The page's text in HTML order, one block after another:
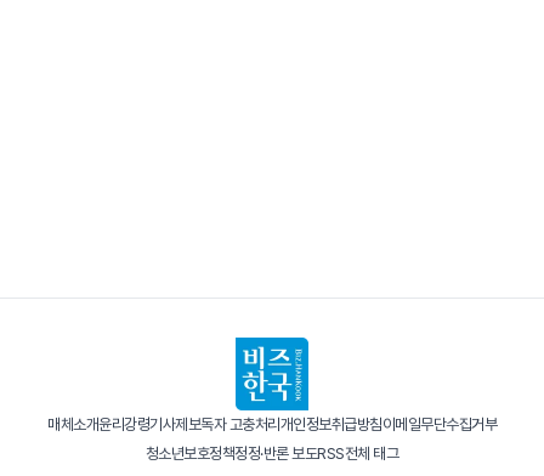
매체소개윤리강령기사제보독자 고충처리개인정보취급방침이메일무단수집거부
청소년보호정책정정·반론 보도RSS전체 태그